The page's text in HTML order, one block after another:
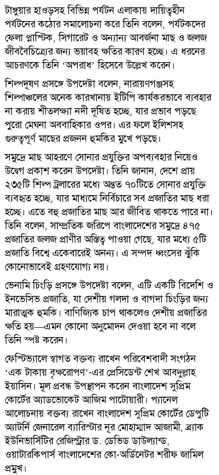
টাঙ্গুয়ার হাওড়সহ বিভিন্ন পর্যটন এলাকায় দায়িত্বহীন
পর্যটনের কঠোর সমালোচনা করে তিনি বলেন, পর্যটকদের
ফেলা প্লাস্টিক, সিগারেট ও অন্যান্য আবর্জনা মাছ ও জলজ
জীববৈচিত্র্যের জন্য ভয়াবহ ক্ষতির কারণ হচ্ছে। এ ধরনের
আচরণকে তিনি ‘অপরাধ’ হিসেবে উল্লেখ করেন।
শিল্পদূষণ প্রসঙ্গে উপদেষ্টা বলেন, নারায়ণগঞ্জসহ
শিল্পাঞ্চলের অনেক কারখানায় ইটিপি কার্যকরভাবে ব্যবহার
না করায় শীতলক্ষ্যা নদী দূষিত হচ্ছে, যার প্রভাব পড়ছে
পুরো মেঘনা অববাহিকার ওপর। এর ফলে ইলিশসহ
গুরুত্বপূর্ণ মাছের প্রজনন হুমকির মুখে পড়ছে।
সমুদ্রে মাছ আহরণে সোনার প্রযুক্তির অপব্যবহার নিয়েও
উদ্বেগ প্রকাশ করেন উপদেষ্টা। তিনি জানান, দেশে প্রায়
২৩৫টি শিল্প ট্রলারের মধ্যে অন্তত ৭০টিতে সোনার প্রযুক্তি
ব্যবহৃত হচ্ছে, যার মাধ্যমে নির্বিচারে সব প্রজাতির মাছ ধরা
হচ্ছে। এতে বহু প্রজাতির মাছ আর জীবিত থাকতে পারে না।
তিনি বলেন, সাম্প্রতিক জরিপে বাংলাদেশের সমুদ্রে ৪৭৫
প্রজাতির জলজ প্রাণীর অস্তিত্ব পাওয়া গেছে, যার মধ্যে ৫টি
প্রজাতি বিশ্বে একেবারেই অনন্য। এ সম্পদ ধ্বংসের ঝুঁকি
কোনোভাবেই গ্রহণযোগ্য নয়।
ভেনামি চিংড়ি প্রসঙ্গে উপদেষ্টা বলেন, এটি একটি বিদেশি ও
ইনভেসিভ প্রজাতি, যা দেশীয় গলদা ও বাগদা চিংড়ির জন্য
মারাত্মক হুমকি। বাণিজ্যিক চাপ থাকলেও দেশীয় প্রজাতির
ক্ষতি হয়—এমন কোনো অনুমোদন দেওয়া হবে না বলে
তিনি স্পষ্ট করেন।
ফেস্টিভ্যালে স্বাগত বক্তব্য রাখেন পরিবেশবাদী সংগঠন
‘এক টাকায় বৃক্ষরোপণ’-এর প্রেসিডেন্ট শেখ আবদুল্লাহ
ইয়াসিন। মূল প্রবন্ধ উপস্থাপন করেন বাংলাদেশ সুপ্রিম
কোর্টের অ্যাডভোকেট আজিম পাটোয়ারী। প্যানেল
আলোচনায় বক্তব্য রাখেন বাংলাদেশ সুপ্রিম কোর্টের ডেপুটি
অ্যাটর্নি জেনারেল ব্যারিস্টার নূর মোহাম্মাদ আজামী, ব্র্যাক
ইউনিভার্সিটির রেজিস্ট্রার ড. ডেভিড ডাউল্যান্ড,
ওয়াটারকিপার্স বাংলাদেশের কো-অর্ডিনেটর শরীফ জামিল
প্রমুখ।